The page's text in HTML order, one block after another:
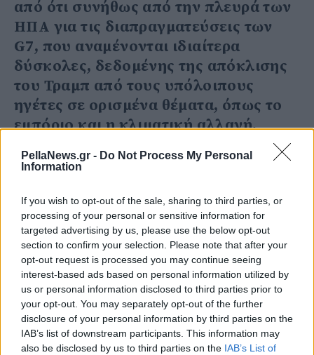
PellaNews.gr - Do Not Process My Personal
Information
If you wish to opt-out of the sale, sharing to third parties, or
processing of your personal or sensitive information for
targeted advertising by us, please use the below opt-out
section to confirm your selection. Please note that after your
opt-out request is processed you may continue seeing
interest-based ads based on personal information utilized by
us or personal information disclosed to third parties prior to
your opt-out. You may separately opt-out of the further
disclosure of your personal information by third parties on the
IAB’s list of downstream participants. This information may
also be disclosed by us to third parties on the IAB’s List of
από ότι συνήθως από την πλευρά των
ΗΠΑ για τις διαπραγματεύσεις των
G7, που αναμένονται ιδιαίτερα
δύσκολες, δεδομένης της απόκλισης
του Τραμπ από τους υπόλοιπους
ηγέτες σε ορισμένα θέματα, όπως το
εμπόριο και η κλιματική αλλαγή.
πηγή: efsyn.gr